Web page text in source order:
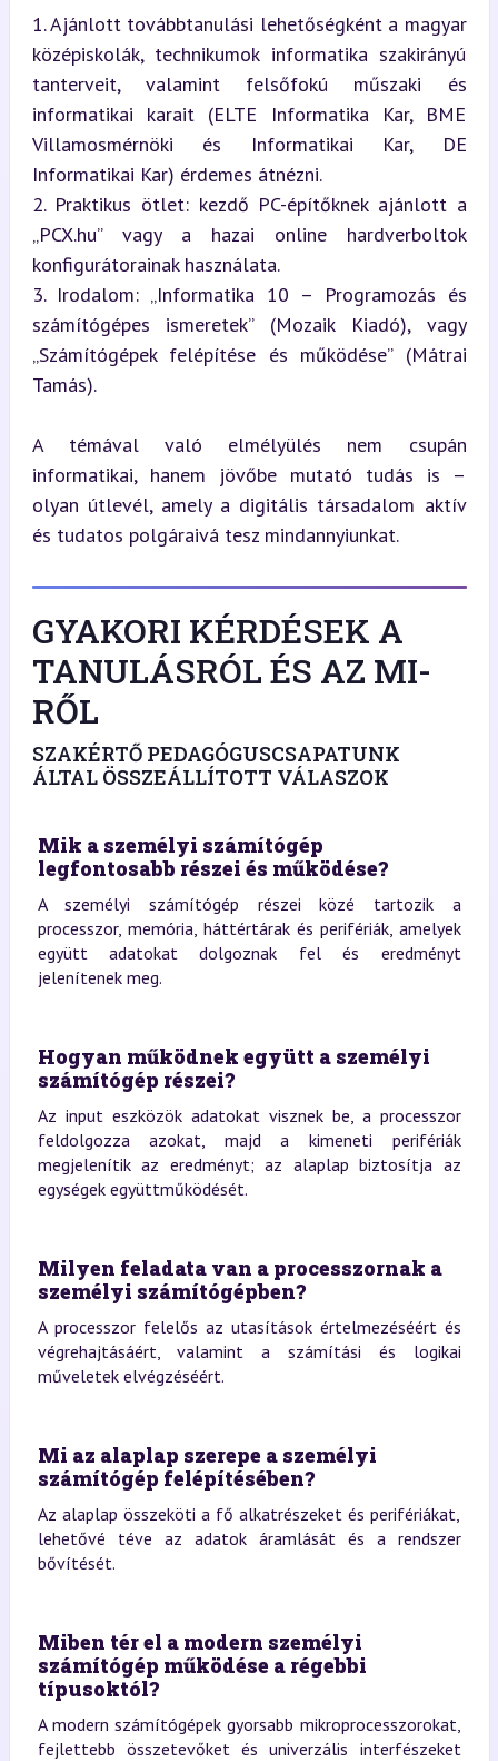
1. Ajánlott továbbtanulási lehetőségként a magyar
középiskolák, technikumok informatika szakirányú
tanterveit, valamint felsőfokú műszaki és
informatikai karait (ELTE Informatika Kar, BME
Villamosmérnöki és Informatikai Kar, DE
Informatikai Kar) érdemes átnézni.
2. Praktikus ötlet: kezdő PC-építőknek ajánlott a
„PCX.hu” vagy a hazai online hardverboltok
konfigurátorainak használata.
3. Irodalom: „Informatika 10 – Programozás és
számítógépes ismeretek” (Mozaik Kiadó), vagy
„Számítógépek felépítése és működése” (Mátrai
Tamás).
A témával való elmélyülés nem csupán
informatikai, hanem jövőbe mutató tudás is –
olyan útlevél, amely a digitális társadalom aktív
és tudatos polgáraivá tesz mindannyiunkat.
GYAKORI KÉRDÉSEK A
TANULÁSRÓL ÉS AZ MI-
RŐL
SZAKÉRTŐ PEDAGÓGUSCSAPATUNK
ÁLTAL ÖSSZEÁLLÍTOTT VÁLASZOK
Mik a személyi számítógép
legfontosabb részei és működése?
A személyi számítógép részei közé tartozik a
processzor, memória, háttértárak és perifériák, amelyek
együtt adatokat dolgoznak fel és eredményt
jelenítenek meg.
Hogyan működnek együtt a személyi
számítógép részei?
Az input eszközök adatokat visznek be, a processzor
feldolgozza azokat, majd a kimeneti perifériák
megjelenítik az eredményt; az alaplap biztosítja az
egységek együttműködését.
Milyen feladata van a processzornak a
személyi számítógépben?
A processzor felelős az utasítások értelmezéséért és
végrehajtásáért, valamint a számítási és logikai
műveletek elvégzéséért.
Mi az alaplap szerepe a személyi
számítógép felépítésében?
Az alaplap összeköti a fő alkatrészeket és perifériákat,
lehetővé téve az adatok áramlását és a rendszer
bővítését.
Miben tér el a modern személyi
számítógép működése a régebbi
típusoktól?
A modern számítógépek gyorsabb mikroprocesszorokat,
fejlettebb összetevőket és univerzális interfészeket